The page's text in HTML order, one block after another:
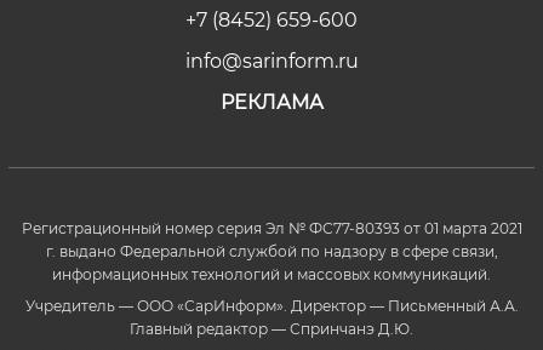
+7 (8452) 659-600
info@sarinform.ru
РЕКЛАМА
Регистрационный номер серия Эл № ФС77-80393 от 01 марта 2021
г. выдано Федеральной службой по надзору в сфере связи,
информационных технологий и массовых коммуникаций.
Учредитель — ООО «СарИнформ». Директор — Письменный А.А.
Главный редактор — Спринчанэ Д.Ю.